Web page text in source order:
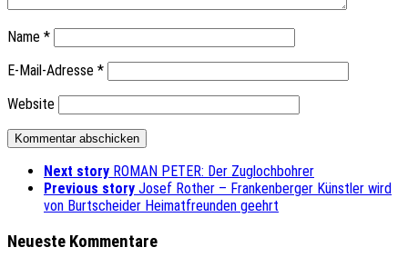
Name *
E-Mail-Adresse *
Website
Next story ROMAN PETER: Der Zuglochbohrer
Previous story Josef Rother – Frankenberger Künstler wird
von Burtscheider Heimatfreunden geehrt
Neueste Kommentare